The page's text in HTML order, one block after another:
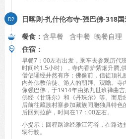
日喀则-扎什伦布寺-强巴佛-318
餐食： 含早餐 含中餐 晚餐自理
住宿：
早餐7 ： 00左右出发，乘车去参观历代
时间约1.5小时），寺内香炉紫烟升腾,
僧侣诵经井然有序；佛像前，信徒顶
内外佛教信徒、游人的朝拜、观瞻。
像强巴佛，于1914年由第九世班禅曲
佛经《甘珠尔》和《丹珠尔》等。而
后前往藏族村寨参加藏族同胞独具特
后回到拉萨，时间在17 ： 00左右。
小提示：回程路途经雅江河谷，在路
辆行驶。